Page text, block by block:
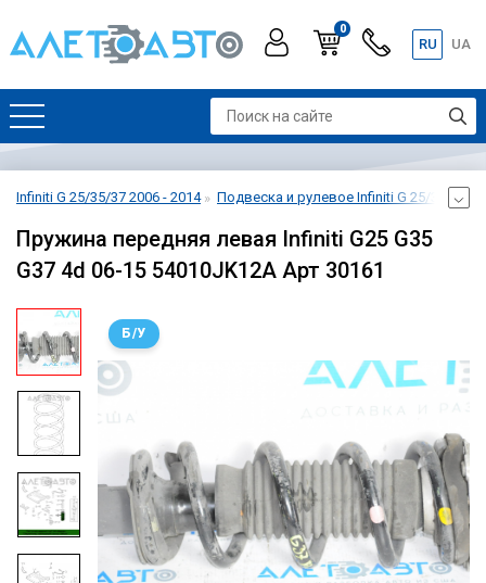
0
RU UA
Infiniti G 25/35/37 2006 - 2014 Подвеска и рулевое Infiniti G 25/35/37
Пружина передняя левая Infiniti G25 G35
G37 4d 06-15 54010JK12A Арт 30161
Б/У